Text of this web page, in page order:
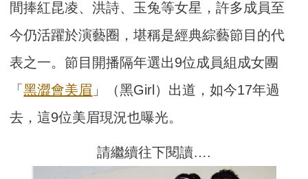
間捧紅昆凌、洪詩、玉兔等女星，許多成員至
今仍活躍於演藝圈，堪稱是經典綜藝節目的代
表之一。節目開播隔年選出9位成員組成女團
「黑澀會美眉 」（黑Girl）出道，如今17年過
去，這9位美眉現況也曝光。
請繼續往下閱讀….